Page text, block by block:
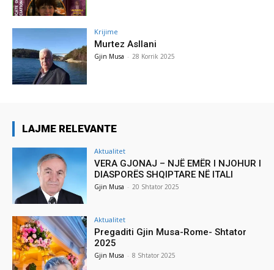
Krijime
Murtez Asllani
Gjin Musa - 28 Korrik 2025
LAJME RELEVANTE
Aktualitet
VERA GJONAJ – NJË EMËR I NJOHUR I
DIASPORËS SHQIPTARE NË ITALI
Gjin Musa - 20 Shtator 2025
Aktualitet
Pregaditi Gjin Musa-Rome- Shtator
2025
Gjin Musa - 8 Shtator 2025